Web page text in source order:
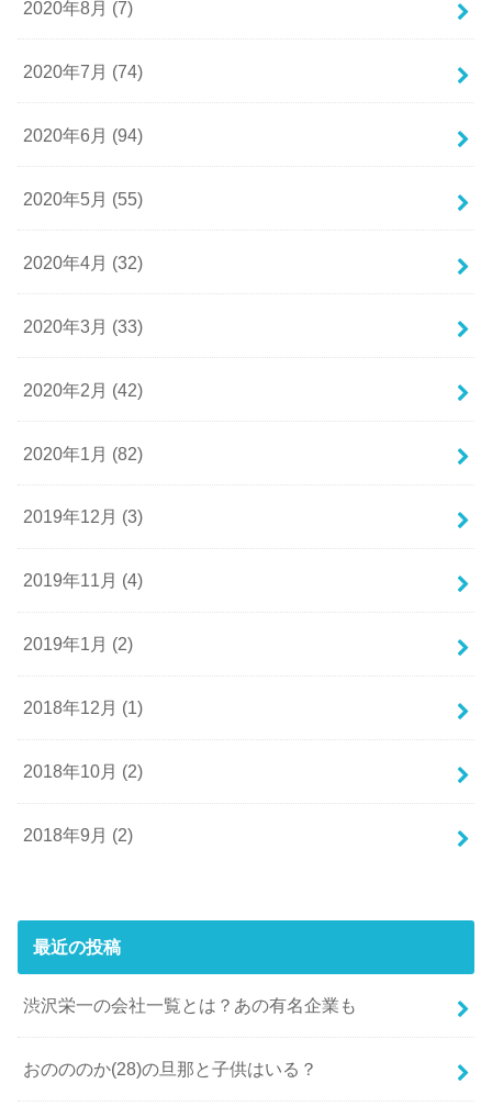
2020年8月 (7)
2020年7月 (74)
2020年6月 (94)
2020年5月 (55)
2020年4月 (32)
2020年3月 (33)
2020年2月 (42)
2020年1月 (82)
2019年12月 (3)
2019年11月 (4)
2019年1月 (2)
2018年12月 (1)
2018年10月 (2)
2018年9月 (2)
最近の投稿
渋沢栄一の会社一覧とは？あの有名企業も
おのののか(28)の旦那と子供はいる？